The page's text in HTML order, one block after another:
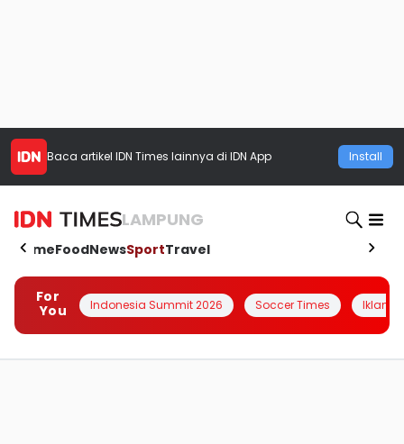
Baca artikel IDN Times lainnya di IDN App Install
LAMPUNG
HomeFoodNewsSportTravel
For
You
Indonesia Summit 2026 Soccer Times Iklanin